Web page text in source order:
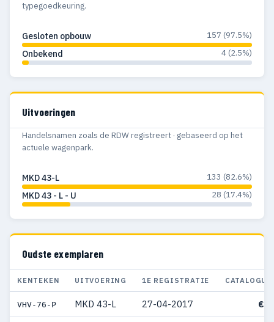
typegoedkeuring.
Gesloten opbouw 157 (97.5%)
Onbekend 4 (2.5%)
Uitvoeringen
Handelsnamen zoals de RDW registreert · gebaseerd op het
actuele wagenpark.
MKD 43-L 133 (82.6%)
MKD 43 - L - U 28 (17.4%)
Oudste exemplaren
KENTEKEN UITVOERING 1E REGISTRATIE
VHV-76-P MKD 43-L 27-04-2017 €